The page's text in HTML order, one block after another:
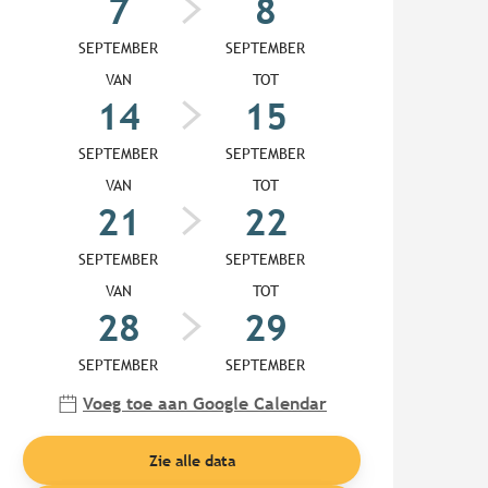
7
SEPTEMBER
8
SEPTEMBER
VAN
14
SEPTEMBER
TOT
15
SEPTEMBER
VAN
21
SEPTEMBER
TOT
22
SEPTEMBER
VAN
28
SEPTEMBER
TOT
29
SEPTEMBER
Voeg toe aan Google Calendar
Zie alle data